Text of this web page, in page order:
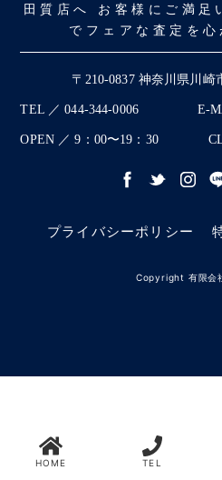
田質店へ お客様にご満足
でフェアな査定を心
〒210-0837 神奈川県川崎
TEL ／ 044-344-0006 E-
OPEN ／ 9：00〜19：30
プライバシーポリシー
Copyright 有限会
HOME TEL